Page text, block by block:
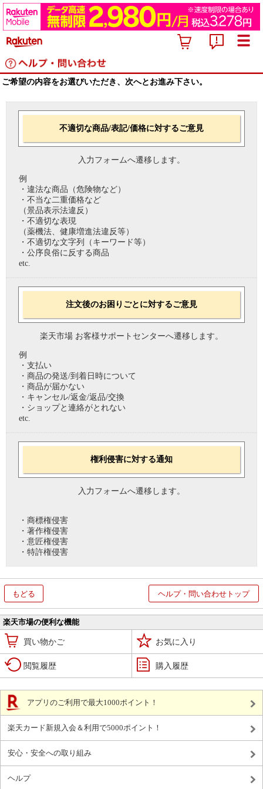
ご希望の内容をお選びいただき、次へとお進み下さい。
不適切な商品/表記/価格に対するご意見
入力フォームへ遷移します。
例
・違法な商品（危険物など）
・不当な二重価格など
（景品表示法違反）
・不適切な表現
（薬機法、健康増進法違反等）
・不適切な文字列（キーワード等）
・公序良俗に反する商品
etc.
注文後のお困りごとに対するご意見
楽天市場 お客様サポートセンターへ遷移します。
例
・支払い
・商品の発送/到着日時について
・商品が届かない
・キャンセル/返金/返品/交換
・ショップと連絡がとれない
etc.
権利侵害に対する通知
入力フォームへ遷移します。
・商標権侵害
・著作権侵害
・意匠権侵害
・特許権侵害
もどる ヘルプ・問い合わせトップ
楽天市場の便利な機能
買い物かご お気に入り
閲覧履歴 購入履歴
アプリのご利用で最大1000ポイント！
楽天カード新規入会＆利用で5000ポイント！
安心・安全への取り組み
ヘルプ